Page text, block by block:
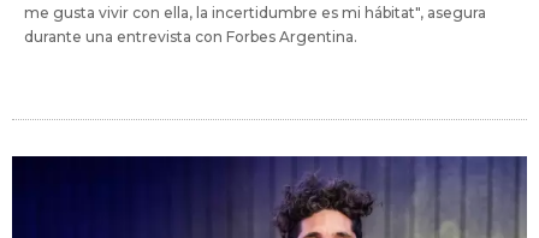
me gusta vivir con ella, la incertidumbre es mi hábitat", asegura
durante una entrevista con Forbes Argentina.